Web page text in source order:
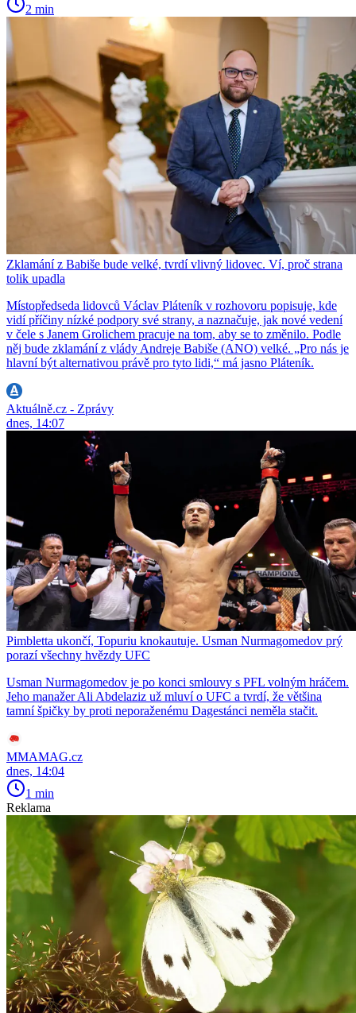
2 min
Zklamání z Babiše bude velké, tvrdí vlivný lidovec. Ví, proč strana
tolik upadla
Místopředseda lidovců Václav Pláteník v rozhovoru popisuje, kde
vidí příčiny nízké podpory své strany, a naznačuje, jak nové vedení
v čele s Janem Grolichem pracuje na tom, aby se to změnilo. Podle
něj bude zklamání z vlády Andreje Babiše (ANO) velké. „Pro nás je
hlavní být alternativou právě pro tyto lidi,“ má jasno Pláteník.
Aktuálně.cz - Zprávy
dnes, 14:07
Pimbletta ukončí, Topuriu knokautuje. Usman Nurmagomedov prý
porazí všechny hvězdy UFC
Usman Nurmagomedov je po konci smlouvy s PFL volným hráčem.
Jeho manažer Ali Abdelaziz už mluví o UFC a tvrdí, že většina
tamní špičky by proti neporaženému Dagestánci neměla stačit.
MMAMAG.cz
dnes, 14:04
1 min
Reklama